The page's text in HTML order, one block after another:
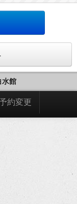
館
約変更